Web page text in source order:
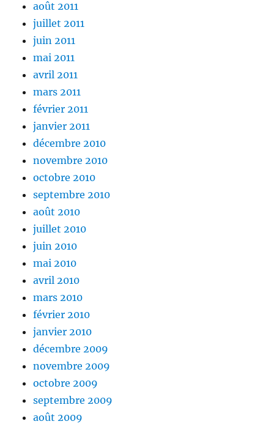
août 2011
juillet 2011
juin 2011
mai 2011
avril 2011
mars 2011
février 2011
janvier 2011
décembre 2010
novembre 2010
octobre 2010
septembre 2010
août 2010
juillet 2010
juin 2010
mai 2010
avril 2010
mars 2010
février 2010
janvier 2010
décembre 2009
novembre 2009
octobre 2009
septembre 2009
août 2009